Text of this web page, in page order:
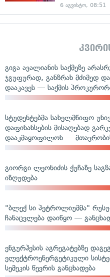
6 აგვისტო, 08:51
გიგა ავალიანის საქმეზე
ჯგუფურად, განზრახ მძიმედ
დააკავეს — საქმის
სტუდენტებმა სახელმწიფო
დაფინანსების მისაღებად
დააკმაყოფილონ —
გიორგი ლეონიძის ქუჩაზე
იზღუდება
"ბლექ სი პეტროლიუმმა"
ჩანაცვლება დაიწყო —
ენგურჰესის აგრეგატებზე
ელექტროენერგეტიკული
სემეკის წევრის განცხადება